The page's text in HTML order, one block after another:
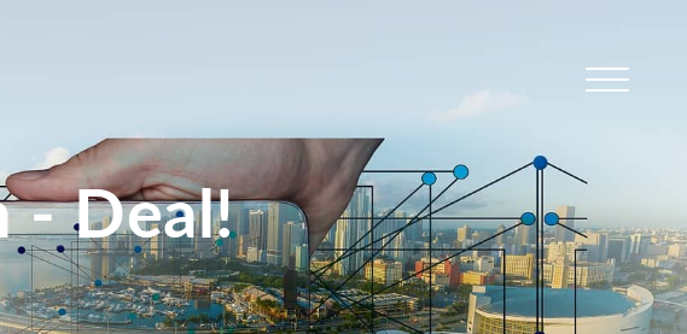
Services
- Deal!